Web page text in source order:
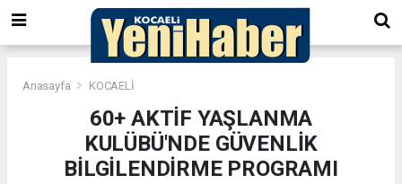
Anasayfa KOCAELİ
60+ AKTİF YAŞLANMA
KULÜBÜ'NDE GÜVENLİK
BİLGİLENDİRME PROGRAMI